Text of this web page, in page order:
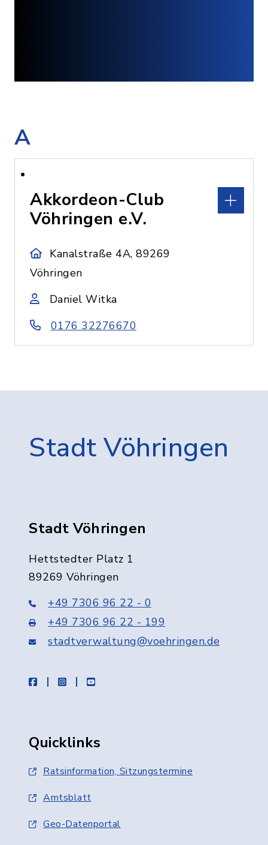
A
Akkordeon-Club
Vöhringen e.V.
Kanalstraße 4A, 89269
Vöhringen
Daniel Witka
0176 32276670
Stadt Vöhringen
Stadt Vöhringen
Hettstedter Platz 1
89269 Vöhringen
+49 7306 96 22 - 0
+49 7306 96 22 - 199
stadtverwaltung@voehringen.de
facebookinstagramyoutube
Quicklinks
Ratsinformation, Sitzungstermine
Amtsblatt
Geo-Datenportal